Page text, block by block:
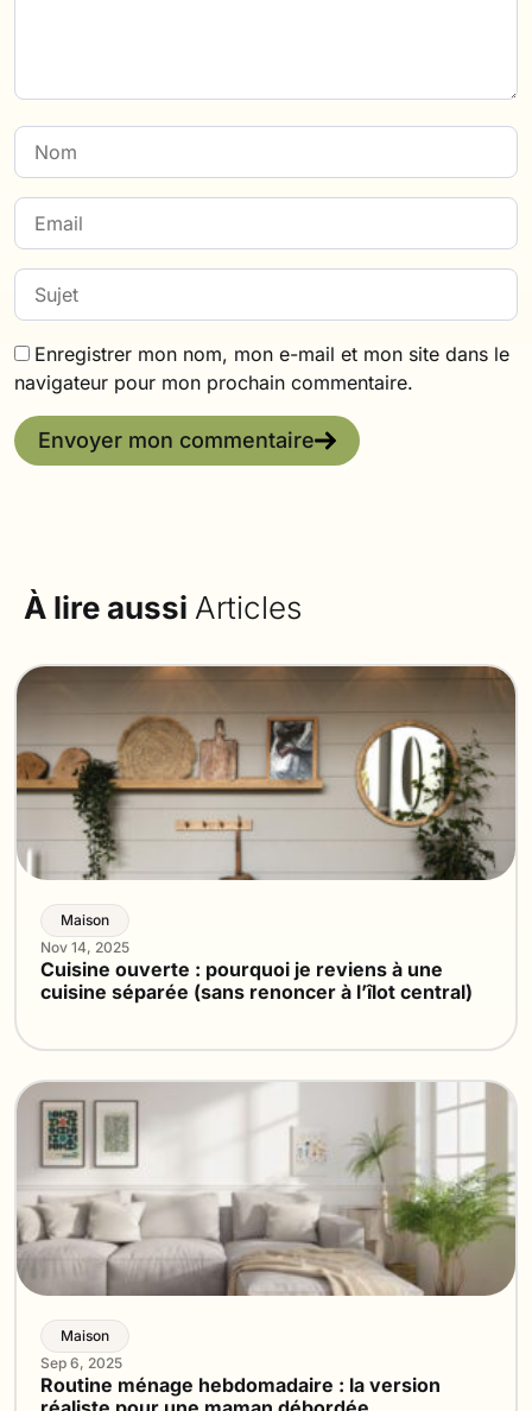
Enregistrer mon nom, mon e-mail et mon site dans le
navigateur pour mon prochain commentaire.
Envoyer mon commentaire
À lire aussi Articles
Maison
Nov 14, 2025
Cuisine ouverte : pourquoi je reviens à une
cuisine séparée (sans renoncer à l’îlot central)
Maison
Sep 6, 2025
Routine ménage hebdomadaire : la version